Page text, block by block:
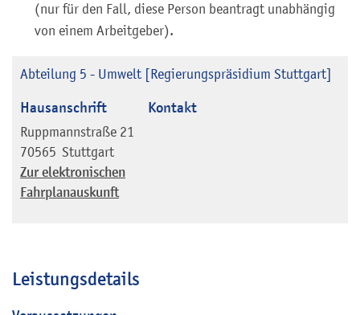
(nur für den Fall, diese Person beantragt unabhängig
von einem Arbeitgeber).
Abteilung 5 - Umwelt [Regierungspräsidium Stuttgart]
Hausanschrift
Ruppmannstraße 21
70565 Stuttgart
Zur elektronischen
Fahrplanauskunft
Kontakt
Leistungsdetails